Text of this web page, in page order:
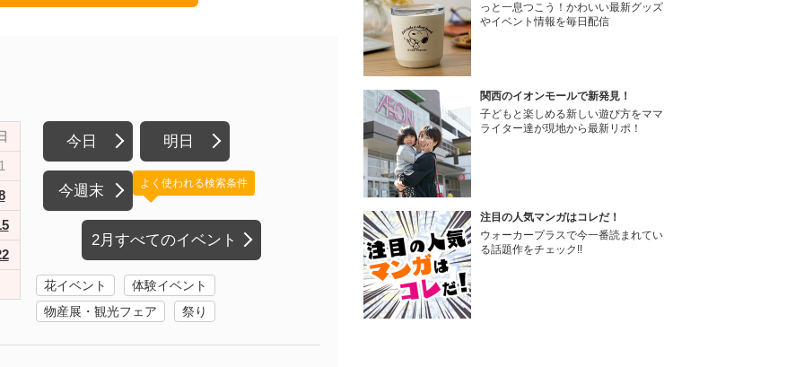
今日 明日
今週末
2月すべてのイベント
よく使われる検索条件
花イベント
体験イベント
物産展・観光フェア
祭り
っと一息つこう！かわいい最新グッズ
やイベント情報を毎日配信
関西のイオンモールで新発見！
子どもと楽しめる新しい遊び方をママ
ライター達が現地から最新リポ！
注目の人気マンガはコレだ！
ウォーカープラスで今一番読まれてい
る話題作をチェック!!